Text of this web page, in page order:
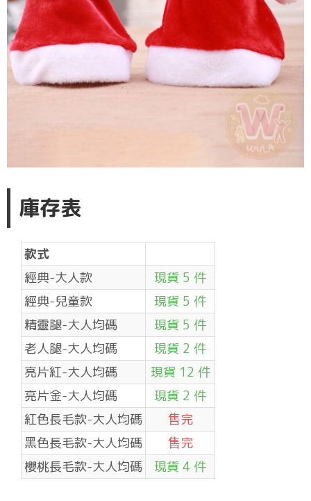
庫存表
款式
經典-大人款
現貨 5 件
經典-兒童款
現貨 5 件
精靈腿-大人均碼
現貨 5 件
老人腿-大人均碼
現貨 2 件
亮片紅-大人均碼
現貨 12 件
亮片金-大人均碼
現貨 2 件
紅色長毛款-大人均碼
售完
黑色長毛款-大人均碼
售完
櫻桃長毛款-大人均碼
現貨 4 件